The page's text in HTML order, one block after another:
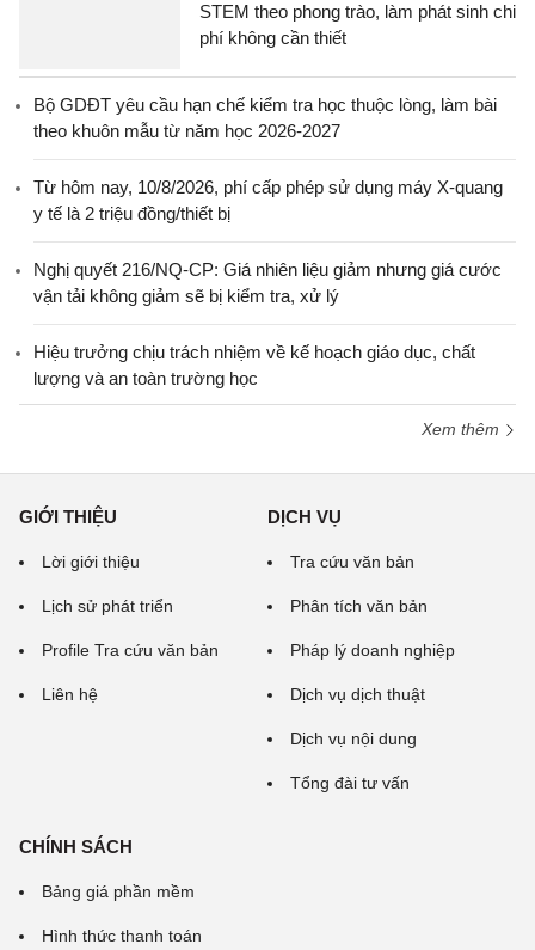
STEM theo phong trào, làm phát sinh chi
phí không cần thiết
Bộ GDĐT yêu cầu hạn chế kiểm tra học thuộc lòng, làm bài
theo khuôn mẫu từ năm học 2026-2027
Từ hôm nay, 10/8/2026, phí cấp phép sử dụng máy X-quang
y tế là 2 triệu đồng/thiết bị
Nghị quyết 216/NQ-CP: Giá nhiên liệu giảm nhưng giá cước
vận tải không giảm sẽ bị kiểm tra, xử lý
Hiệu trưởng chịu trách nhiệm về kế hoạch giáo dục, chất
lượng và an toàn trường học
Xem thêm
GIỚI THIỆU
Lời giới thiệu
Lịch sử phát triển
Profile Tra cứu văn bản
Liên hệ
DỊCH VỤ
Tra cứu văn bản
Phân tích văn bản
Pháp lý doanh nghiệp
Dịch vụ dịch thuật
Dịch vụ nội dung
Tổng đài tư vấn
CHÍNH SÁCH
Bảng giá phần mềm
Hình thức thanh toán